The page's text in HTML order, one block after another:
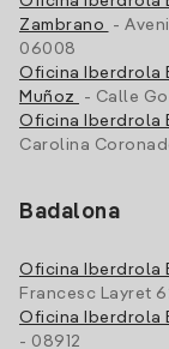
Zambrano
-
06008
Oficina Iberdrola
Muñoz
- Calle
Oficina Iberdrola
Carolina
Badalona
Oficina Iberdrola
Francesc Layret
Oficina Iberdrola
- 08912